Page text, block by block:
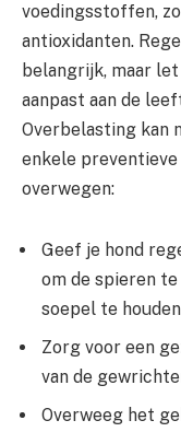
voedingsstoffen,
antioxidanten.
belangrijk, maar
aanpast aan de
Overbelasting kan
enkele
overwegen:
Geef je hond
om de spieren
soepel te
Zorg voor een
van de
Overweeg het